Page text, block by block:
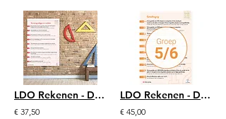
LDO Rekenen - Doelenposters - Ophangsysteem 50 cm
€ 37,50
LDO Rekenen - Doelenposters – Groep 5/6
€ 45,00